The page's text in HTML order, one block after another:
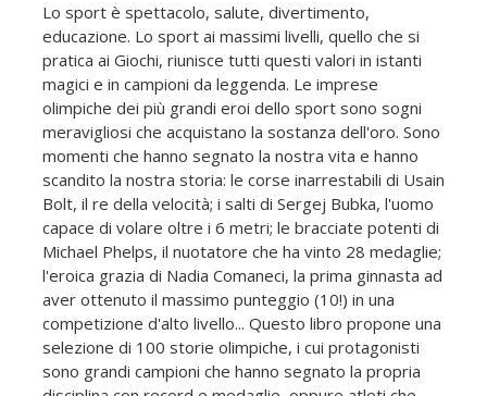
Lo sport è spettacolo, salute, divertimento,
educazione. Lo sport ai massimi livelli, quello che si
pratica ai Giochi, riunisce tutti questi valori in istanti
magici e in campioni da leggenda. Le imprese
olimpiche dei più grandi eroi dello sport sono sogni
meravigliosi che acquistano la sostanza dell'oro. Sono
momenti che hanno segnato la nostra vita e hanno
scandito la nostra storia: le corse inarrestabili di Usain
Bolt, il re della velocità; i salti di Sergej Bubka, l'uomo
capace di volare oltre i 6 metri; le bracciate potenti di
Michael Phelps, il nuotatore che ha vinto 28 medaglie;
l'eroica grazia di Nadia Comaneci, la prima ginnasta ad
aver ottenuto il massimo punteggio (10!) in una
competizione d'alto livello... Questo libro propone una
selezione di 100 storie olimpiche, i cui protagonisti
sono grandi campioni che hanno segnato la propria